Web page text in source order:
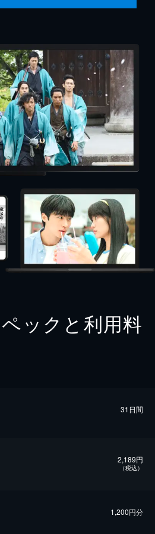
ックと利用料
31日間
2,189円
（税込）
1,200円分